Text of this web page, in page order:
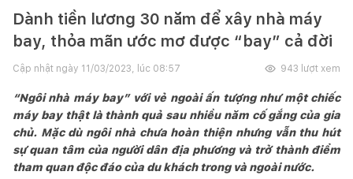
Dành tiền lương 30 năm để xây nhà máy
bay, thỏa mãn ước mơ được “bay” cả đời
Cập nhật ngày 11/03/2023, lúc 08:57 943 lượt xem
“Ngôi nhà máy bay” với vẻ ngoài ấn tượng như một chiếc
máy bay thật là thành quả sau nhiều năm cố gắng của gia
chủ. Mặc dù ngôi nhà chưa hoàn thiện nhưng vẫn thu hút
sự quan tâm của người dân địa phương và trở thành điểm
tham quan độc đáo của du khách trong và ngoài nước.